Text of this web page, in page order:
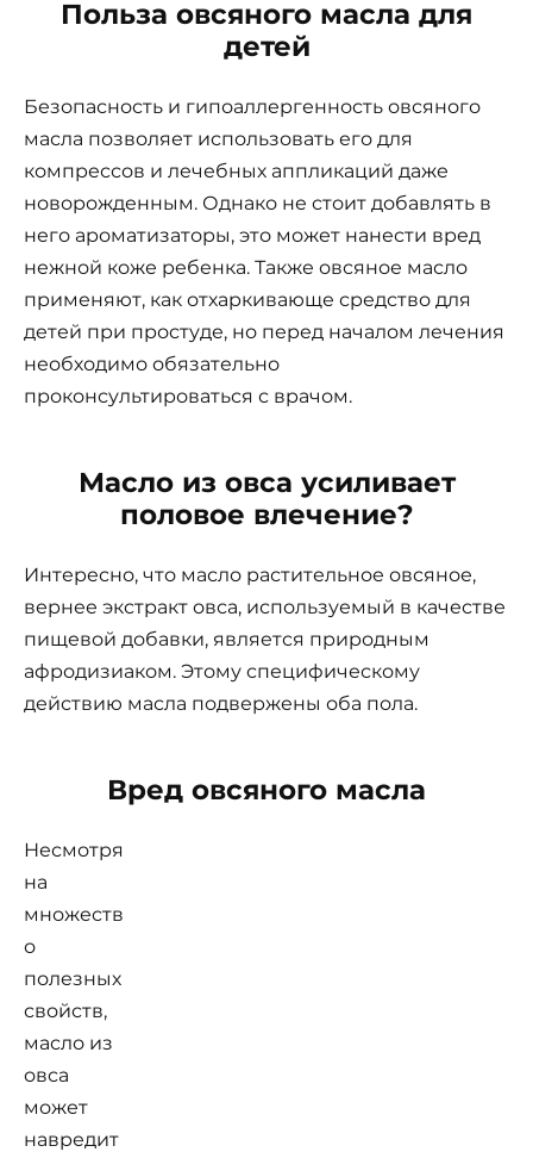
Польза овсяного масла для
детей
Безопасность и гипоаллергенность овсяного
масла позволяет использовать его для
компрессов и лечебных аппликаций даже
новорожденным. Однако не стоит добавлять в
него ароматизаторы, это может нанести вред
нежной коже ребенка. Также овсяное масло
применяют, как отхаркивающе средство для
детей при простуде, но перед началом лечения
необходимо обязательно
проконсультироваться с врачом.
Масло из овса усиливает
половое влечение?
Интересно, что масло растительное овсяное,
вернее экстракт овса, используемый в качестве
пищевой добавки, является природным
афродизиаком. Этому специфическому
действию масла подвержены оба пола.
Вред овсяного масла
Несмотря
на
множеств
о
полезных
свойств,
масло из
овса
может
навредит